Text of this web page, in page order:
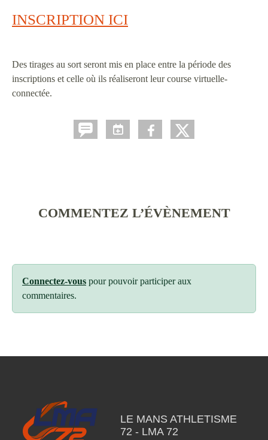
INSCRIPTION ICI
Des tirages au sort seront mis en place entre la période des
inscriptions et celle où ils réaliseront leur course virtuelle-
connectée.
COMMENTEZ L’ÉVÈNEMENT
Connectez-vous pour pouvoir participer aux
commentaires.
LE MANS ATHLETISME
72 - LMA 72